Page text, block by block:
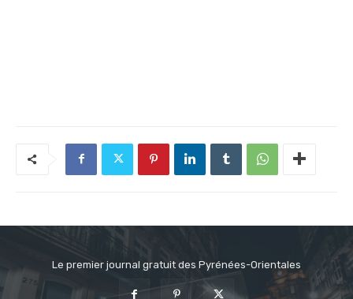
Le premier journal gratuit des Pyrénées-Orientales